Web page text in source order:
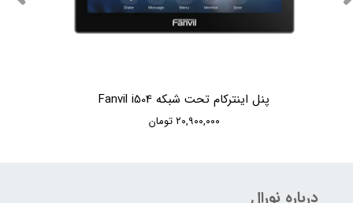
پنل اینترکام تحت شبکه Fanvil i504
۲۰,۹۰۰,۰۰۰ تومان
درباره نورال